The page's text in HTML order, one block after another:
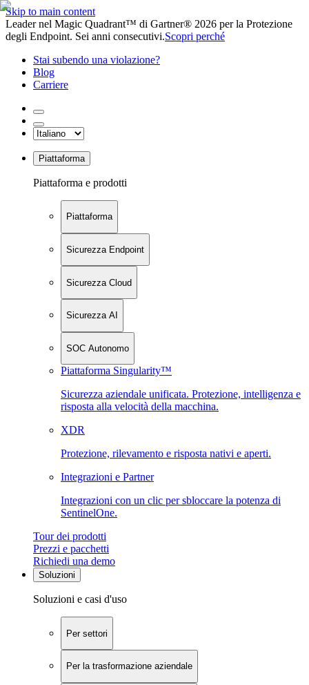
Skip to main content
Leader nel Magic Quadrant™ di Gartner® 2026 per la Protezione
degli Endpoint. Sei anni consecutivi.Scopri perché
Stai subendo una violazione?
Blog
Carriere
Piattaforma
Piattaforma e prodotti
Piattaforma
Sicurezza Endpoint
Sicurezza Cloud
Sicurezza AI
SOC Autonomo
Piattaforma Singularity™
Sicurezza aziendale unificata. Protezione, intelligenza e
risposta alla velocità della macchina.
XDR
Protezione, rilevamento e risposta nativi e aperti.
Integrazioni e Partner
Integrazioni con un clic per sbloccare la potenza di
SentinelOne.
Tour dei prodotti
Prezzi e pacchetti
Richiedi una demo
Soluzioni
Soluzioni e casi d'uso
Per settori
Per la trasformazione aziendale